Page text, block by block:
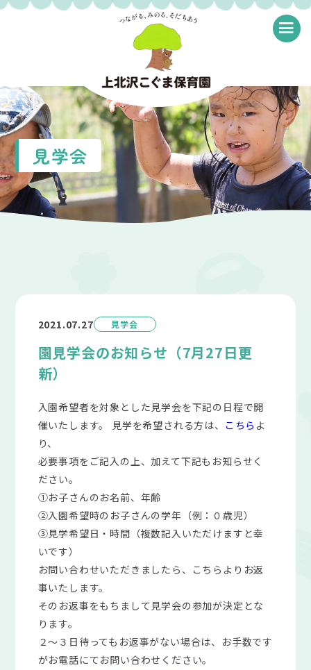
≡
見学会
2021.07.27 見学会
園見学会のお知らせ（7月27日更
新）
入園希望者を対象とした見学会を下記の日程で開
催いたします。 見学を希望される方は、 こちら よ
り、
必要事項をご記入の上、加えて下記もお知らせく
ださい。
①お子さんのお名前、年齢
②入園希望時のお子さんの学年（例：０歳児）
③見学希望日・時間（複数記入いただけますと幸
いです）
お問い合わせいただきましたら、こちらよりお返
事いたします。
そのお返事をもちまして見学会の参加が決定とな
ります。
２～３日待ってもお返事がない場合は、お手数です
がお電話にてお問い合わせください。